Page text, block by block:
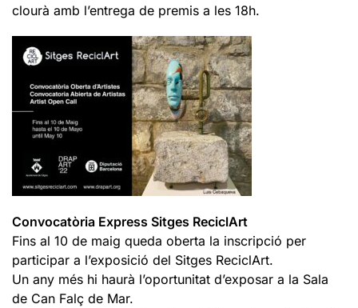
clourà amb l’entrega de premis a les 18h.
Convocatòria Express Sitges ReciclArt
Fins al 10 de maig queda oberta la inscripció per
participar a l’exposició del Sitges ReciclArt.
Un any més hi haurà l’oportunitat d’exposar a la Sala
de Can Falç de Mar.